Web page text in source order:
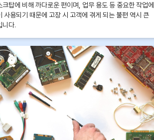
크탑에 비해 까다로운 편이며, 업무 용도 등 중요한 작업에
사용되기 때문에 고장 시 고객에 겪게 되는 불편 역시 큰
니다.